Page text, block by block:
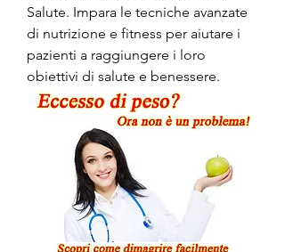
Salute. Impara le tecniche avanzate
di nutrizione e fitness per aiutare i
pazienti a raggiungere i loro
obiettivi di salute e benessere.